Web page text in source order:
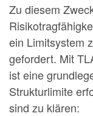
Zu diesem
ein Limitsystem
gefordert. Mit
ist eine
Strukturlimite
sind zu klären: